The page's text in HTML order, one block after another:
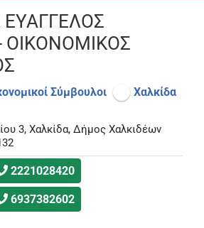
ΟΙΚΟΝΟΜΙΚΟΣ
Σύμβουλοι Χαλκίδα
3, Χαλκίδα, Δήμος Χαλκιδέων
2221028420
6937382602